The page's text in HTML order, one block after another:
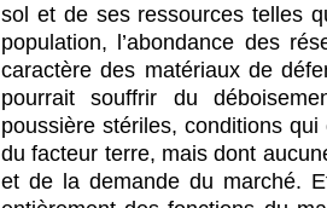
sol et de ses ressources telles
population, l’abondance des
caractère des matériaux de
pourrait souffrir du
poussière stériles, conditions
du facteur terre, mais dont
et de la demande du marché.